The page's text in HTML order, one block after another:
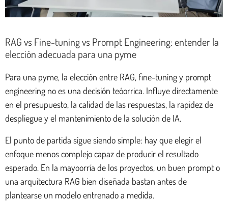
RAG vs Fine-tuning vs Prompt Engineering: entender la
elección adecuada para una pyme
Para una pyme, la elección entre RAG, fine-tuning y prompt
engineering no es una decisión teóorrica. Influye directamente
en el presupuesto, la calidad de las respuestas, la rapidez de
despliegue y el mantenimiento de la solución de IA.
El punto de partida sigue siendo simple: hay que elegir el
enfoque menos complejo capaz de producir el resultado
esperado. En la mayoorría de los proyectos, un buen prompt o
una arquitectura RAG bien diseñada bastan antes de
plantearse un modelo entrenado a medida.